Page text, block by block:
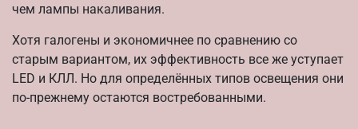
чем лампы накаливания.
Хотя галогены и экономичнее по сравнению со
старым вариантом, их эффективность все же уступает
LED и КЛЛ. Но для определённых типов освещения они
по-прежнему остаются востребованными.